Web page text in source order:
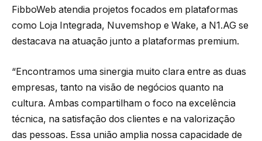
FibboWeb atendia projetos focados em plataformas
como Loja Integrada, Nuvemshop e Wake, a N1.AG se
destacava na atuação junto a plataformas premium.
“Encontramos uma sinergia muito clara entre as duas
empresas, tanto na visão de negócios quanto na
cultura. Ambas compartilham o foco na excelência
técnica, na satisfação dos clientes e na valorização
das pessoas. Essa união amplia nossa capacidade de